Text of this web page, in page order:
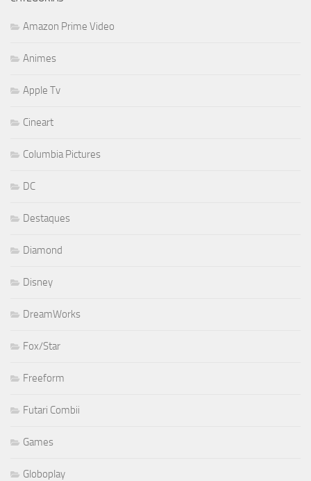
Amazon Prime Video
Animes
Apple Tv
Cineart
Columbia Pictures
DC
Destaques
Diamond
Disney
DreamWorks
Fox/Star
Freeform
Futari Combii
Games
Globoplay